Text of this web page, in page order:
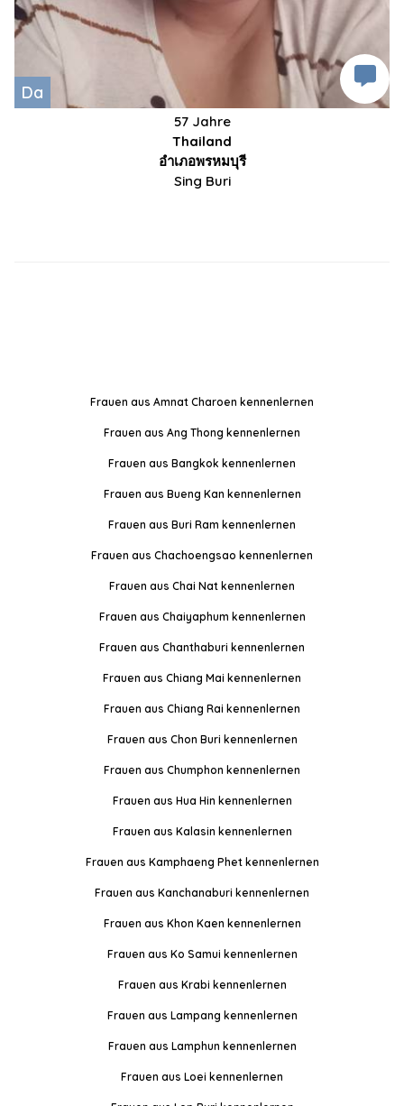
Da
57 Jahre
Thailand
อำเภอพรหมบุรี
Sing Buri
Frauen aus Amnat Charoen kennenlernen
Frauen aus Ang Thong kennenlernen
Frauen aus Bangkok kennenlernen
Frauen aus Bueng Kan kennenlernen
Frauen aus Buri Ram kennenlernen
Frauen aus Chachoengsao kennenlernen
Frauen aus Chai Nat kennenlernen
Frauen aus Chaiyaphum kennenlernen
Frauen aus Chanthaburi kennenlernen
Frauen aus Chiang Mai kennenlernen
Frauen aus Chiang Rai kennenlernen
Frauen aus Chon Buri kennenlernen
Frauen aus Chumphon kennenlernen
Frauen aus Hua Hin kennenlernen
Frauen aus Kalasin kennenlernen
Frauen aus Kamphaeng Phet kennenlernen
Frauen aus Kanchanaburi kennenlernen
Frauen aus Khon Kaen kennenlernen
Frauen aus Ko Samui kennenlernen
Frauen aus Krabi kennenlernen
Frauen aus Lampang kennenlernen
Frauen aus Lamphun kennenlernen
Frauen aus Loei kennenlernen